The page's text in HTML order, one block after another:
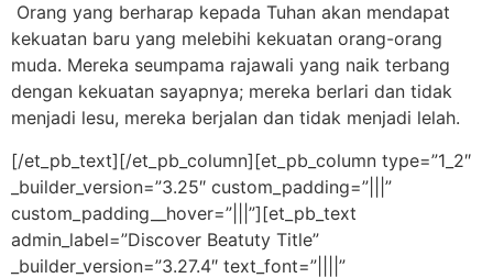
Orang yang berharap kepada Tuhan akan mendapat
kekuatan baru yang melebihi kekuatan orang-orang
muda. Mereka seumpama rajawali yang naik terbang
dengan kekuatan sayapnya; mereka berlari dan tidak
menjadi lesu, mereka berjalan dan tidak menjadi lelah.
[/et_pb_text][/et_pb_column][et_pb_column type=”1_2″
_builder_version=”3.25″ custom_padding=”|||”
custom_padding__hover=”|||”][et_pb_text
admin_label=”Discover Beatuty Title”
_builder_version=”3.27.4″ text_font=”||||”